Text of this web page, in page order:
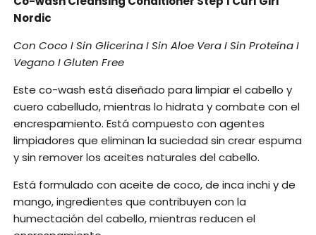
Nordic
Con Coco I Sin Glicerina I Sin Aloe Vera I Sin Proteína I
Vegano I Gluten Free
Este co-wash está diseñado para limpiar el cabello y
cuero cabelludo, mientras lo hidrata y combate con el
encrespamiento. Está compuesto con agentes
limpiadores que eliminan la suciedad sin crear espuma
y sin remover los aceites naturales del cabello.
Está formulado con aceite de coco, de inca inchi y de
mango, ingredientes que contribuyen con la
humectación del cabello, mientras reducen el